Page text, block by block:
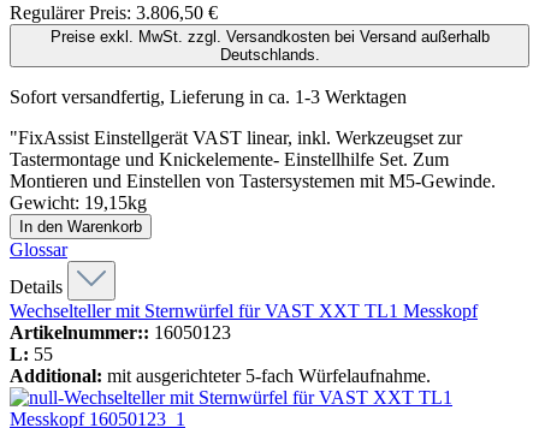
Regulärer Preis: 3.806,50 €
Preise exkl. MwSt. zzgl. Versandkosten bei Versand außerhalb
Deutschlands.
Sofort versandfertig, Lieferung in ca. 1-3 Werktagen
"FixAssist Einstellgerät VAST linear, inkl. Werkzeugset zur
Tastermontage und Knickelemente- Einstellhilfe Set. Zum
Montieren und Einstellen von Tastersystemen mit M5-Gewinde.
Gewicht: 19,15kg
In den Warenkorb
Glossar
Details
Wechselteller mit Sternwürfel für VAST XXT TL1 Messkopf
Artikelnummer:: 16050123
L: 55
Additional: mit ausgerichteter 5-fach Würfelaufnahme.